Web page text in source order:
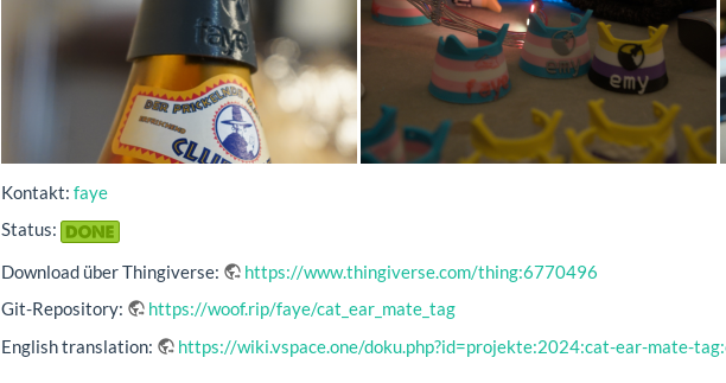
Kontakt: faye
Status:
Download über Thingiverse:
https://www.thingiverse.com/thing:6770496
Git-Repository:
https://woof.rip/faye/cat_ear_mate_tag
English translation:
https://wiki.vspace.one/doku.php?id=projekte:2024:cat-ear-mate-